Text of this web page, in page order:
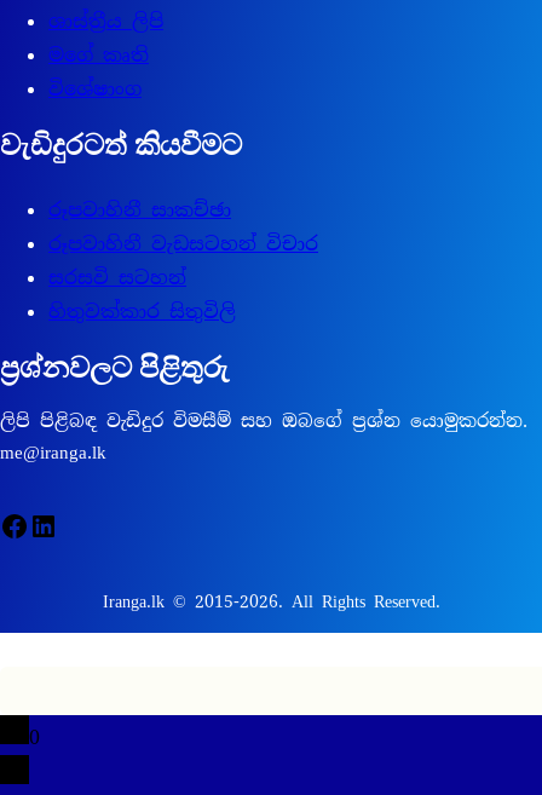
ශාස්ත්‍රීය ලිපි
මගේ කෘති
විශේෂාංග
වැඩිදුරටත් කියවීමට
රූපවාහිනී සාකච්ඡා
රූපවාහිනී වැඩසටහන් විචාර
සරසවි සටහන්
හිතුවක්කාර සිතුවිලි
ප්‍රශ්නවලට පිළිතුරු
ලිපි පිළිබඳ වැඩිදුර විමසීම් සහ ඔබගේ ප්‍රශ්න යොමුකරන්න.
me@iranga.lk
Facebook LinkedIn
Iranga.lk © 2015-2026. All Rights Reserved.
0